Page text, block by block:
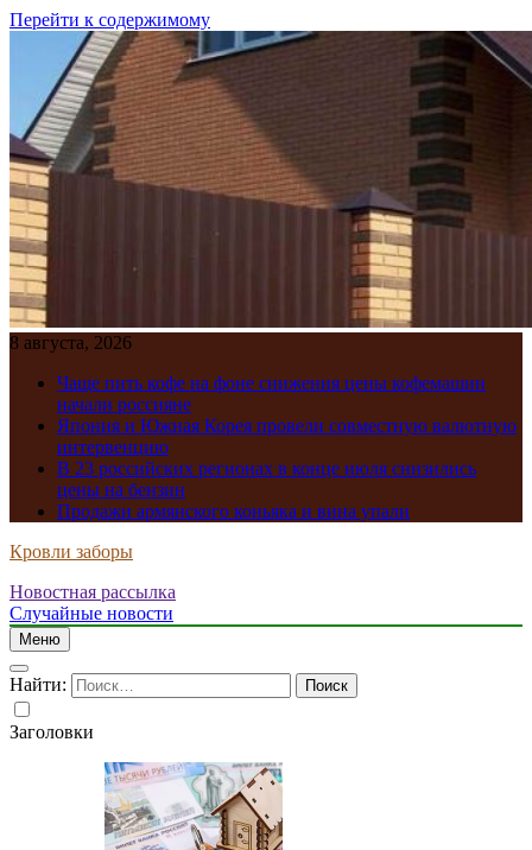
Перейти к содержимому
8 августа, 2026
Чаще пить кофе на фоне снижения цены кофемашин
начали россияне
Япония и Южная Корея провели совместную валютную
интервенцию
В 23 российских регионах в конце июля снизились
цены на бензин
Продажи армянского коньяка и вина упали
Кровли заборы
Новостная рассылка
Случайные новости
Меню
Найти:
Заголовки